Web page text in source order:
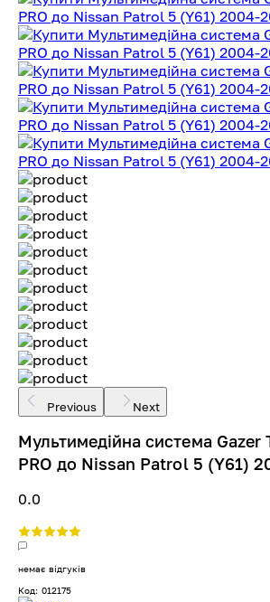
Previous Next
Мультимедійна система Gazer
PRO до Nissan Patrol 5 (Y61)
0.0
немає відгуків
Код: 012175